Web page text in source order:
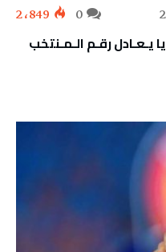
2٬849
يـعـادل رقـم الـمـنتخب